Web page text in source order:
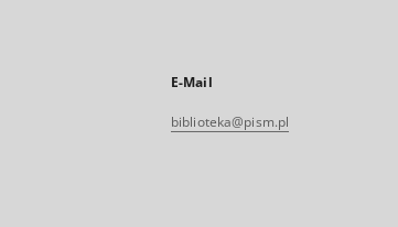
E-Mail
biblioteka@pism.pl